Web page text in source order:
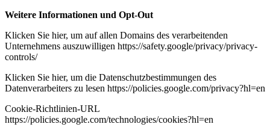
Weitere Informationen und Opt-Out
Klicken Sie hier, um auf allen Domains des verarbeitenden
Unternehmens auszuwilligen https://safety.google/privacy/privacy-
controls/
Klicken Sie hier, um die Datenschutzbestimmungen des
Datenverarbeiters zu lesen https://policies.google.com/privacy?hl=en
Cookie-Richtlinien-URL
https://policies.google.com/technologies/cookies?hl=en